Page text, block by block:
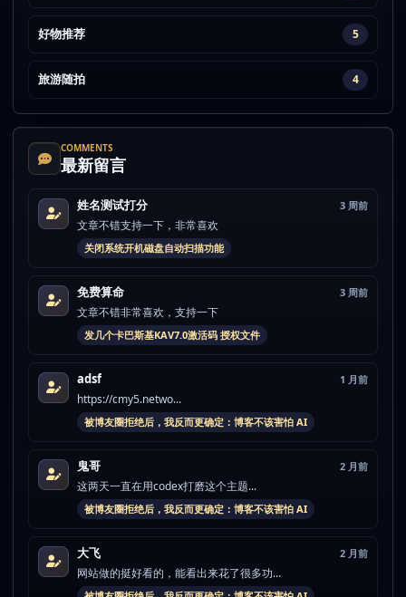
好物推荐 5
旅游随拍 4
COMMENTS
最新留言
姓名测试打分 3 周前
文章不错支持一下，非常喜欢
关闭系统开机磁盘自动扫描功能
免费算命 3 周前
文章不错非常喜欢，支持一下
发几个卡巴斯基KAV7.0激活码 授权文件
adsf 1 月前
https://cmy5.netwo...
被博友圈拒绝后，我反而更确定：博客不该害怕 AI
鬼哥 2 月前
这两天一直在用codex打磨这个主题...
被博友圈拒绝后，我反而更确定：博客不该害怕 AI
大飞 2 月前
网站做的挺好看的，能看出来花了很多功...